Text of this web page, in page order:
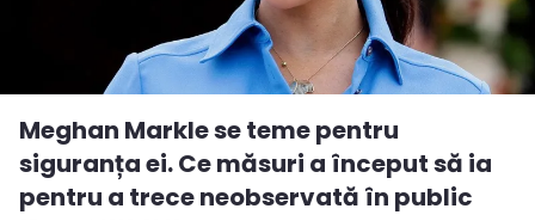
Meghan Markle se teme pentru
siguranța ei. Ce măsuri a început să ia
pentru a trece neobservată în public